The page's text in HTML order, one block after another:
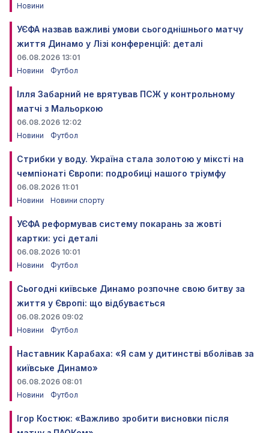
Новини
УЄФА назвав важливі умови сьогоднішнього матчу
життя Динамо у Лізі конференцій: деталі
06.08.2026 13:01
Новини
Футбол
Ілля Забарний не врятував ПСЖ у контрольному
матчі з Мальоркою
06.08.2026 12:02
Новини
Футбол
Стрибки у воду. Україна стала золотою у міксті на
чемпіонаті Європи: подробиці нашого тріумфу
06.08.2026 11:01
Новини
Новини спорту
УЄФА реформував систему покарань за жовті
картки: усі деталі
06.08.2026 10:01
Новини
Футбол
Сьогодні київське Динамо розпочне свою битву за
життя у Європі: що відбувається
06.08.2026 09:02
Новини
Футбол
Наставник Карабаха: «Я сам у дитинстві вболівав за
київське Динамо»
06.08.2026 08:01
Новини
Футбол
Ігор Костюк: «Важливо зробити висновки після